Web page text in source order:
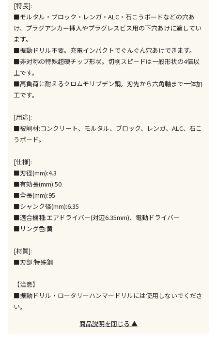
特定の店舗のみで受取ができる商品です（宅配便での
お届けができません）
※同時購入の商品は、全て同じ店舗での受取となりま
委託業者によりお届けする商品です
が、ご購入手続きを分けてお買い求めください
※支払い方法の代金引換は選択できません。
ません）
出荷いたします。
ただし、メーカーの営業日に基づき出荷手続きを行う
ため、通常よりお時間をいただく場合がございます。
また、日曜・祝日や年末年始などの長期休業期間中
は、休業明けからの出荷対応となります。
決定となります。
[特長]:
■モルタル・ブロック・レンガ・ALC・石こうボードなどの穴あ
け、プラグアンカー挿入やプラグレスビス用の下穴あけに適してい
ます。
■振動ドリル不要。充電インパクトでぐんぐん穴あけできます。
■非対称の特殊超硬チップ形状。切削スピードは一般形状の4倍以
上です。
■高負荷に耐えるクロムモリブデン鋼。刃先から六角軸まで一体加
工です。
[用途]:
■被削材:コンクリート、モルタル、ブロック、レンガ、ALC、石こ
うボード。
[仕様]:
■刃径(mm):4.3
■有効長(mm):50
■全長(mm):95
■シャンク径(mm):6.35
■適合機種:エアドライバー(対辺6.35mm)、電動ドライバー
■リング色:黄
[材質]:
■刃部:特殊鋼
【注意】
■振動ドリル・ロータリーハンマードリルには使用しないでくださ
い。
商品説明を閉じる ▲